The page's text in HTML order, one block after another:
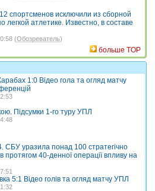
спортсменов исключили из сборной
легкой атлетике. Известно, в составе
(Обозреватель)
больше TOP
1:0 Відео гола та огляд матчу
Підсумки 1-го туру УПЛ
СБУ уразила понад 100 стратегічно
протягом 40-денної операції впливу на
5:1 Відео голів та огляд матчу УПЛ